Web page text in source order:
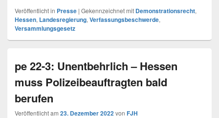
Veröffentlicht in Presse | Gekennzeichnet mit Demonstrationsrecht,
Hessen, Landesregierung, Verfassungsbeschwerde,
Versammlungsgesetz
pe 22-3: Unentbehrlich – Hessen
muss Polizeibeauftragten bald
berufen
Veröffentlicht am 23. Dezember 2022von FJH